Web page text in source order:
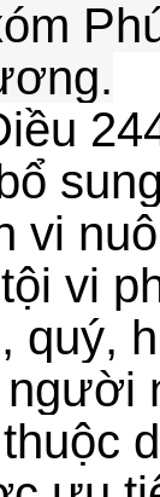
vi
vi
quý,